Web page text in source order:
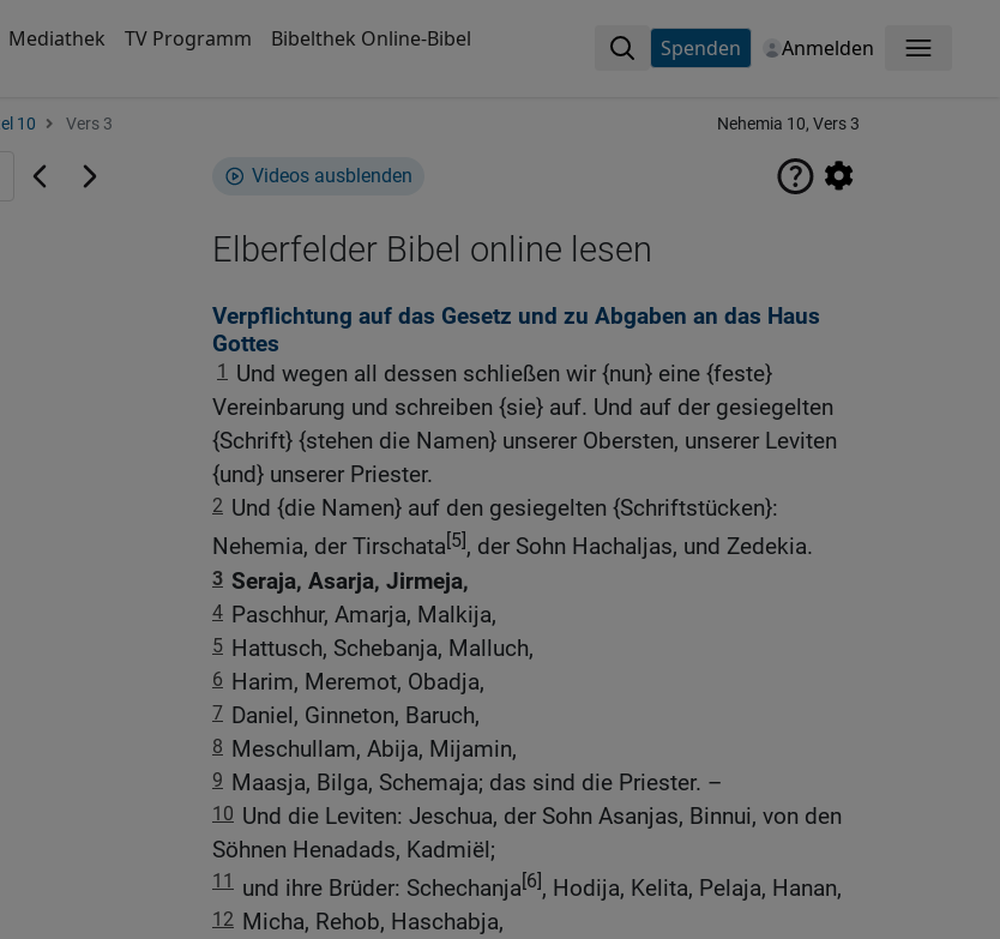
Mediathek TV Programm Bibelthek Online-Bibel Spenden Anmelden Menü
10 Vers 3 Nehemia 10, Vers 3
Videos ausblenden
Elberfelder Bibel online lesen
Verpflichtung auf das Gesetz und zu Abgaben an das Haus
Gottes
1
Und wegen all dessen schließen wir {nun} eine {feste}
Vereinbarung und schreiben {sie} auf. Und auf der gesiegelten
{Schrift} {stehen die Namen} unserer Obersten, unserer Leviten
{und} unserer Priester.
2 Und {die Namen} auf den gesiegelten {Schriftstücken}:
Nehemia, der Tirschata[5], der Sohn Hachaljas, und Zedekia.
3 Seraja, Asarja, Jirmeja,
4 Paschhur, Amarja, Malkija,
5 Hattusch, Schebanja, Malluch,
6 Harim, Meremot, Obadja,
7 Daniel, Ginneton, Baruch,
8 Meschullam, Abija, Mijamin,
9 Maasja, Bilga, Schemaja; das sind die Priester. –
10 Und die Leviten: Jeschua, der Sohn Asanjas, Binnui, von den
Söhnen Henadads, Kadmiël;
11 und ihre Brüder: Schechanja[6], Hodija, Kelita, Pelaja, Hanan,
12 Micha, Rehob, Haschabja,